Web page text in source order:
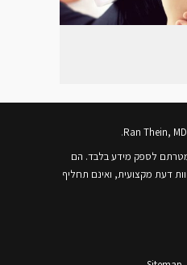
Ran Thein, MD
לספק מידע בלבד. הם
דעת מקצועית, ואינם תחליף